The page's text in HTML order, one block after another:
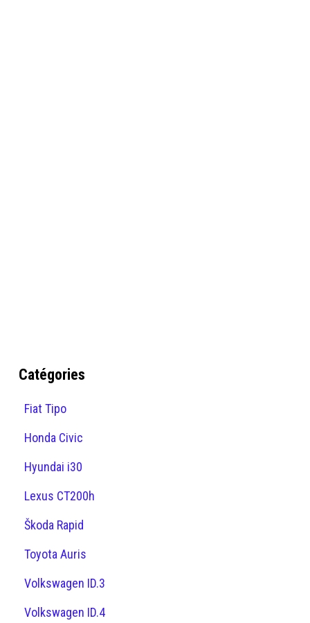
Catégories
Fiat Tipo
Honda Civic
Hyundai i30
Lexus CT200h
Škoda Rapid
Toyota Auris
Volkswagen ID.3
Volkswagen ID.4